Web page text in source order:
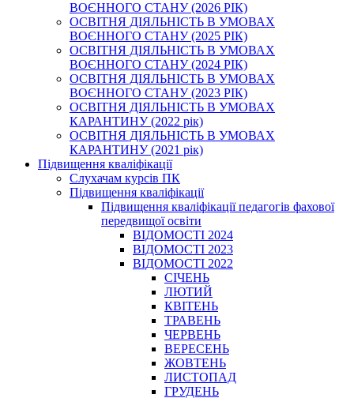
ВОЄННОГО СТАНУ (2026 РІК)
ОСВІТНЯ ДІЯЛЬНІСТЬ В УМОВАХ
ВОЄННОГО СТАНУ (2025 РІК)
ОСВІТНЯ ДІЯЛЬНІСТЬ В УМОВАХ
ВОЄННОГО СТАНУ (2024 РІК)
ОСВІТНЯ ДІЯЛЬНІСТЬ В УМОВАХ
ВОЄННОГО СТАНУ (2023 РІК)
ОСВІТНЯ ДІЯЛЬНІСТЬ В УМОВАХ
КАРАНТИНУ (2022 рік)
ОСВІТНЯ ДІЯЛЬНІСТЬ В УМОВАХ
КАРАНТИНУ (2021 рік)
Підвищення кваліфікації
Слухачам курсів ПК
Підвищення кваліфікації
Підвищення кваліфікації педагогів фахової
передвищої освіти
ВІДОМОСТІ 2024
ВІДОМОСТІ 2023
ВІДОМОСТІ 2022
СІЧЕНЬ
ЛЮТИЙ
КВІТЕНЬ
ТРАВЕНЬ
ЧЕРВЕНЬ
ВЕРЕСЕНЬ
ЖОВТЕНЬ
ЛИСТОПАД
ГРУДЕНЬ